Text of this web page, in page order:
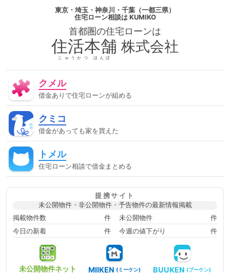
があってローン審査に通る方法
借金があって住宅ローンに通
借金があって住宅ローンに通る方法
借金があって住宅ロ
借金があって住宅ローン審査に通る方法
金があって審査に通る
借金があって審査に通る方法
借金があって通る方法 停止条件
債権譲渡 入札
危険負担
原価法
取引事例比較法
取消権 合意解除
行
固定資産税 固定金利 土地
地権
容積率
る方法
専有部分 建ぺい率
築協定
建築基準法 建築確認
格
抗弁権 抵当権
敷地
敷地、防火、衛生、
索の抗弁権
構造 構造計算 民事執行法
消滅時効
準防火地域 滞納 無効 無権代理
物件変
動
用益権 用途地域 登記 登記事項証明書
目的別ロ
直系尊属 相続時精算課税制度
破産 破産管財人 確定日付 税金 競売
財人
組む方法
組む方法ローンに通るローンに通る方法ロー
ン審査に通るローン審査に通る方法住宅ローンに通る住宅ローンに
通る方法住宅ローン審査に通る住宅ローン審査に通る方法住宅ロー
法借金があってもローン審査に通る借金があってもローン審査に通
る方法借金があっても住宅ローンに通る借金があっても住宅ローン
に通る方法借金があっても住宅ローン審査に通る借金があっても住
東京・埼玉・神奈川・千葉（一都三県）
住宅ローン相談は KUMIKO
首都圏の住宅ローンは
住活本舗
じゅうかつ ほんぽ
株式会社
クメル
借金ありで住宅ローンが組める
クミコ
借金があっても家を買えた
トメル
住宅ローン相談で借金まとめる
提携サイト
未公開物件・非公開物件・予告物件の最新情報掲載
掲載物件数
件 未公開物件
件
今日の新着
件 今週の値下がり 件
未公開物件ネット MIIKEN (ミーケン) BUUKEN (ブーケン)